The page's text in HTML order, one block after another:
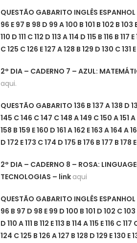
QUESTÃO GABARITO INGLÊS
96 E 97 B 98 D 99 A 100 B 101 B 102 B 103
110 D 111 C 112 D 113 A 114 D 115 B 116 B
C 125 C 126 E 127 A 128 B 129 D 130 C 131
2° DIA – CADERNO 7 – AZUL:
aqui.
QUESTÃO GABARITO 136 B 137 A 138 D
145 C 146 C 147 C 148 A 149 C 150 A 151
158 B 159 E 160 D 161 A 162 E 163 A 164 A
D 172 E 173 C 174 D 175 B 176 B 177 B 178
2° DIA – CADERNO 8 – ROSA:
TECNOLOGIAS – link aqui
QUESTÃO GABARITO INGLÊS
96 B 97 D 98 E 99 D 100 B 101 D 102 C
D 110 A 111 B 112 E 113 B 114 A 115 E 116 C
124 C 125 B 126 A 127 B 128 D 129 E 130 E